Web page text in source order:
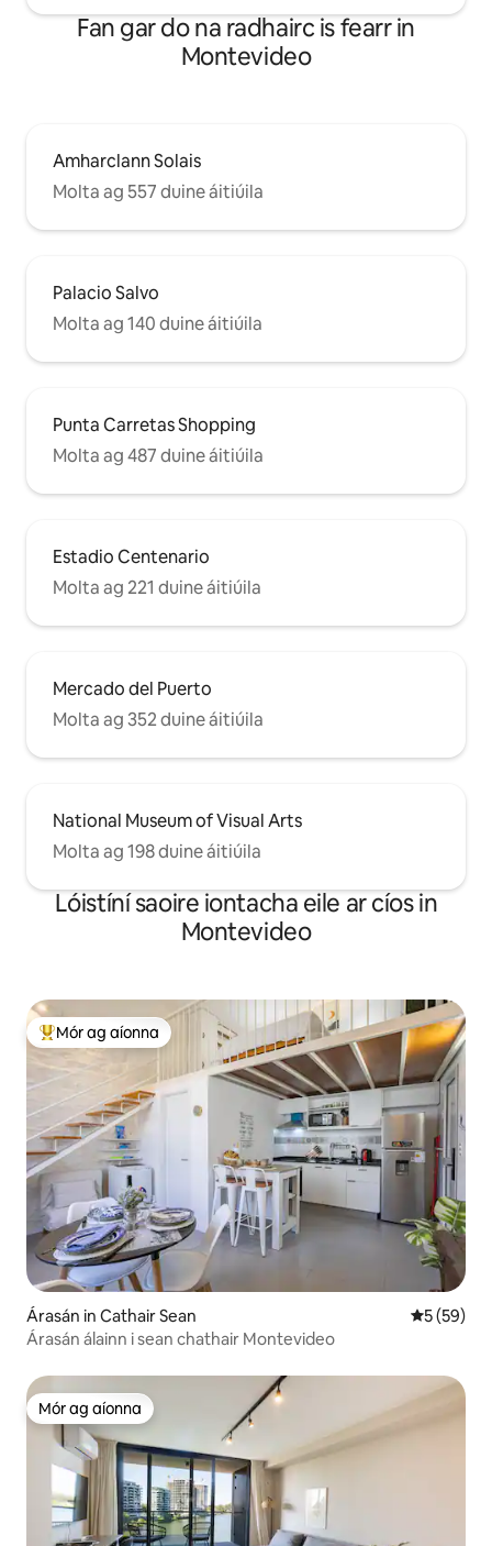
Fan gar do na radhairc is fearr in
Montevideo
Amharclann Solais
Molta ag 557 duine áitiúila
Palacio Salvo
Molta ag 140 duine áitiúila
Punta Carretas Shopping
Molta ag 487 duine áitiúila
Estadio Centenario
Molta ag 221 duine áitiúila
Mercado del Puerto
Molta ag 352 duine áitiúila
National Museum of Visual Arts
Molta ag 198 duine áitiúila
Lóistíní saoire iontacha eile ar cíos in
Montevideo
An-mhór ag aíonna
Mór ag aíonna
Árasán in Cathair Sean
5 (59)
Árasán álainn i sean chathair Montevideo
Mór ag aíonna
Mór ag aíonna